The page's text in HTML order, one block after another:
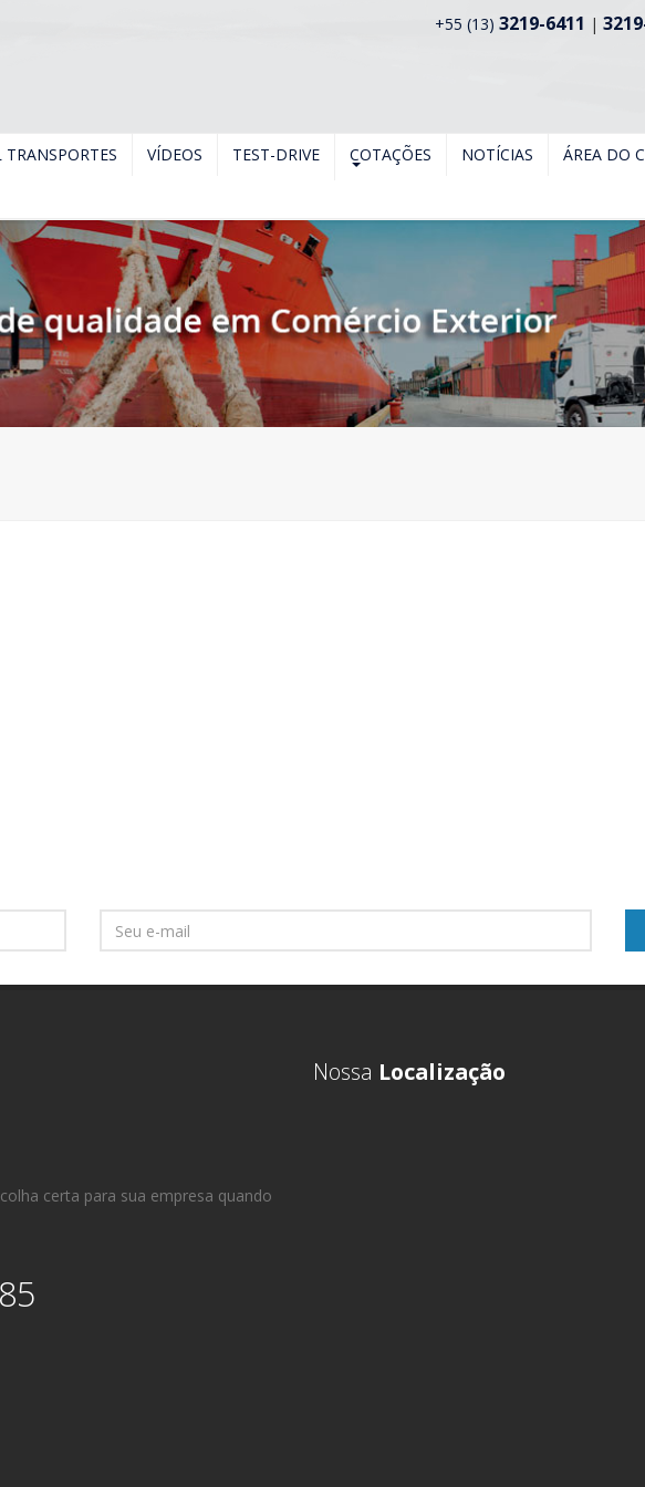
+55 (13) 3219-6411 |
TRANSPORTES VÍDEOS TEST-DRIVE COTAÇÕES NOTÍCIAS ÁREA DO
certa para sua empresa quando
Nossa Localização